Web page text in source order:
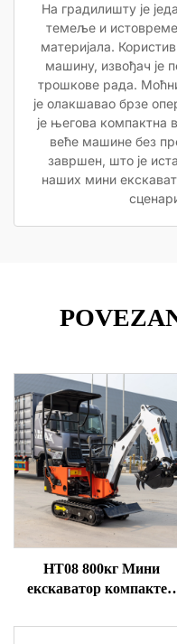
На градилишту је
темеље и
материјала.
машину, извођач је
трошкове рада.
је олакшавао брзе
је његова компактна
веће машине без
завршен, што је
наших мини
HT08 800кг Мини
екскаватор компактен